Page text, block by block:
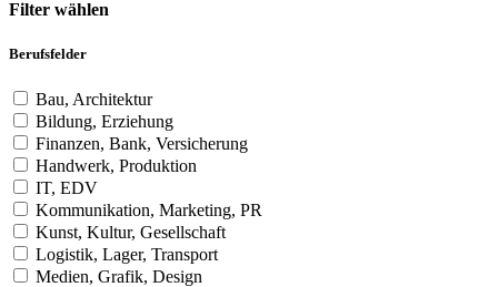
Filter wählen
Berufsfelder
Bau, Architektur
Bildung, Erziehung
Finanzen, Bank, Versicherung
Handwerk, Produktion
IT, EDV
Kommunikation, Marketing, PR
Kunst, Kultur, Gesellschaft
Logistik, Lager, Transport
Medien, Grafik, Design